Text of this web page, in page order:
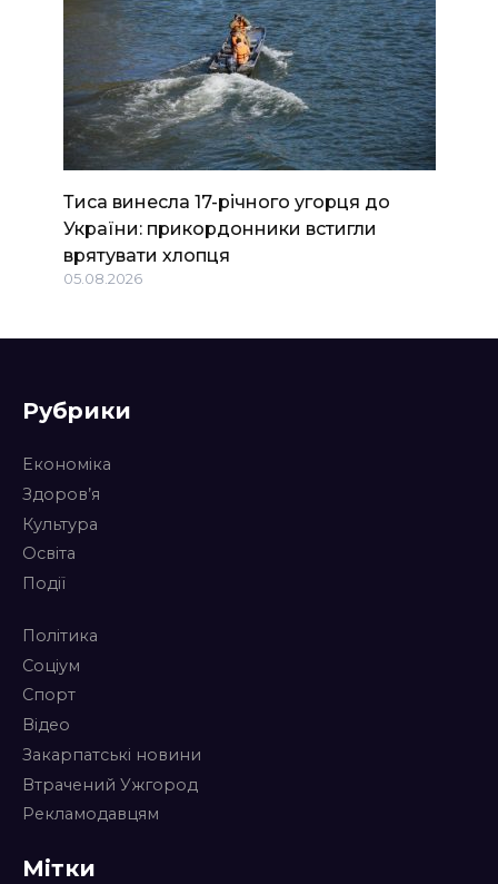
Тиса винесла 17-річного угорця до
України: прикордонники встигли
врятувати хлопця
05.08.2026
Рубрики
Економіка
Здоров’я
Культура
Освіта
Події
Політика
Соціум
Спорт
Відео
Закарпатські новини
Втрачений Ужгород
Рекламодавцям
Мітки